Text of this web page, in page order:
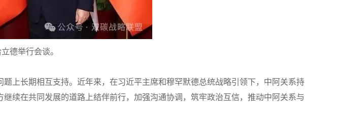
德举行会谈。
上长期相互支持。近年来，在习近平主席和穆罕默德总统战略引领下，中阿关系持
续在共同发展的道路上结伴前行，加强沟通协调，筑牢政治互信，推动中阿关系与